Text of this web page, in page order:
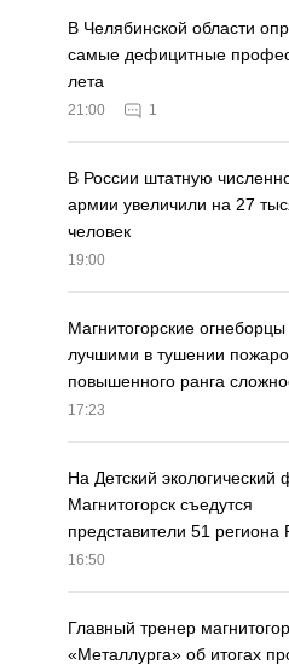
В Челябинской области
самые дефицитные
лета
21:00 1
В России штатную
армии увеличили на 27
человек
19:00
Магнитогорские
лучшими в тушении
повышенного ранга
17:23
На Детский экологический
Магнитогорск съедутся
представители 51 региона
16:50
Главный тренер
«Металлурга» об итогах